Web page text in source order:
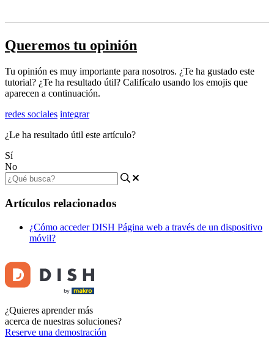
Queremos tu opinión
Tu opinión es muy importante para nosotros. ¿Te ha gustado este
tutorial? ¿Te ha resultado útil? Califícalo usando los emojis que
aparecen a continuación.
redes sociales integrar
¿Le ha resultado útil este artículo?
Sí
No
Artículos relacionados
¿Cómo acceder DISH Página web a través de un dispositivo
móvil?
¿Quieres aprender más
acerca de nuestras soluciones?
Reserve una demostración